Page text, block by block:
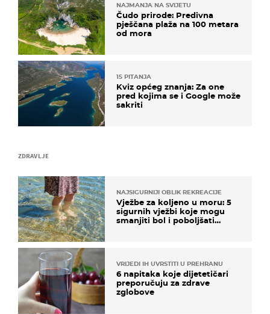
ZDRAVLJE
NAJSIGURNIJI OBLIK REKREACIJE
Vježbe za koljeno u moru: 5
sigurnih vježbi koje mogu
smanjiti bol i poboljšati
VRIJEDI IH UVRSTITI U PREHRANU
6 napitaka koje dijetetičari
preporučuju za zdrave
zglobove
NAJMANJA NA SVIJETU
Čudo prirode: Predivna
pješčana plaža na 100 metara
od mora
15 PITANJA
Kviz općeg znanja: Za one
pred kojima se i Google može
sakriti